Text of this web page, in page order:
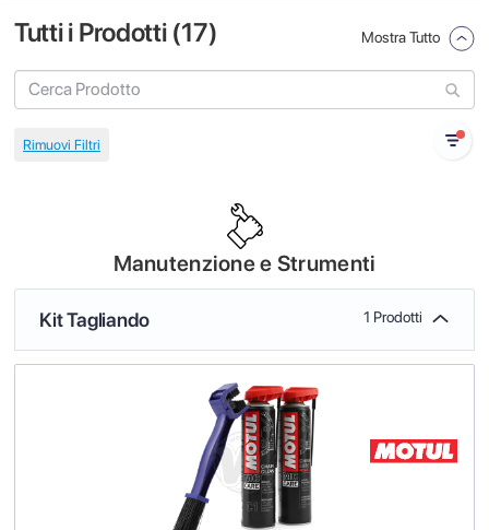
Tutti i Prodotti (17) Mostra Tutto
Manutenzione e Strumenti
Kit Tagliando 1 Prodotti